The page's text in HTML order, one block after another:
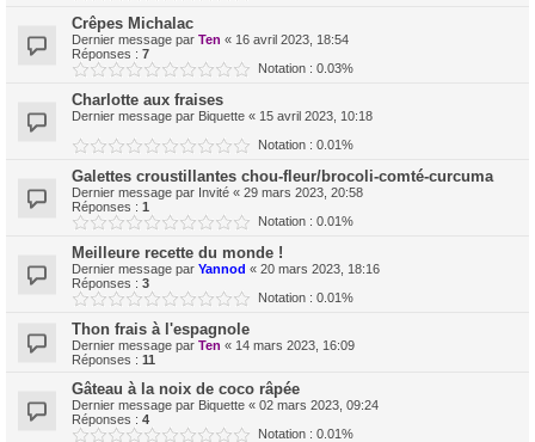
Crêpes Michalac
Dernier message par Ten « 16 avril 2023, 18:54
Réponses : 7
Notation : 0.03%
Charlotte aux fraises
Dernier message par Biquette « 15 avril 2023, 10:18
Notation : 0.01%
Galettes croustillantes chou-fleur/brocoli-comté-curcuma
Dernier message par Invité « 29 mars 2023, 20:58
Réponses : 1
Notation : 0.01%
Meilleure recette du monde !
Dernier message par Yannod « 20 mars 2023, 18:16
Réponses : 3
Notation : 0.01%
Thon frais à l'espagnole
Dernier message par Ten « 14 mars 2023, 16:09
Réponses : 11
Gâteau à la noix de coco râpée
Dernier message par Biquette « 02 mars 2023, 09:24
Réponses : 4
Notation : 0.01%